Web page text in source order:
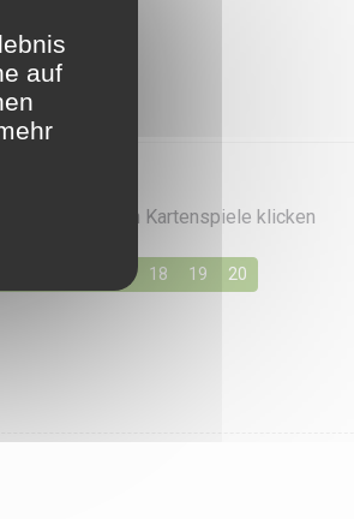
bevorzugten Kartenspiele klicken
18 19 20
auf